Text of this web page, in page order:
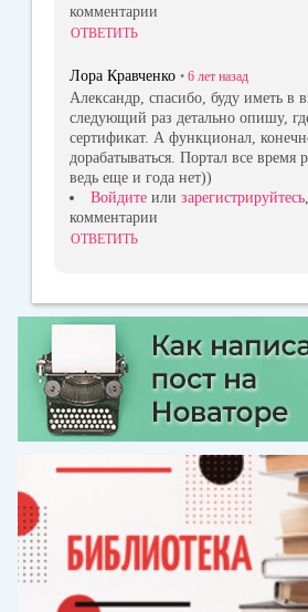
комментарии
ОТВЕТИТЬ
Лора Кравченко • 6 лет назад
Александр, спасибо, буду иметь в
следующий раз детально опишу,
сертификат. А функционал,
дорабатываться. Портал все время
ведь еще и года нет))
Войдите или зарегистрируйтесь
комментарии
ОТВЕТИТЬ